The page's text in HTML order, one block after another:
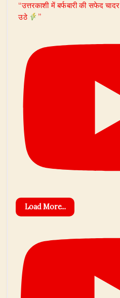
“उत्तरकाशी में बर्फबारी की सफेद चादर
उठे
”
Load More...